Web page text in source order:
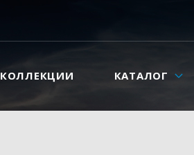
КОЛЛЕКЦИИ КАТАЛОГ